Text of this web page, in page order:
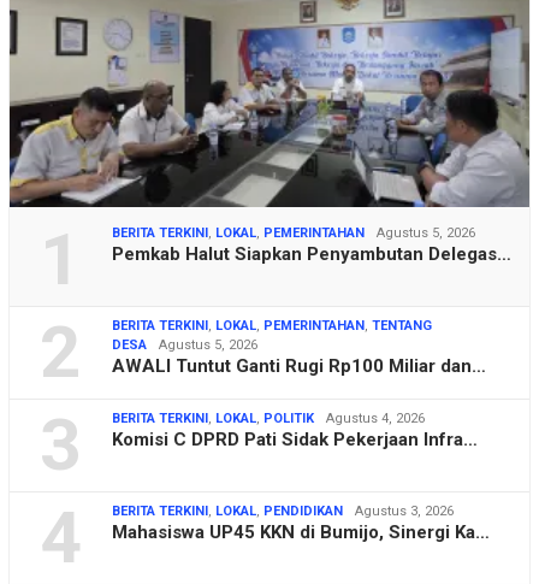
1 BERITA TERKINI , LOKAL, PEMERINTAHAN Agustus 5, 2026
Pemkab Halut Siapkan Penyambutan Delegas…
2 BERITA TERKINI , LOKAL, PEMERINTAHAN , TENTANG
DESA
Agustus 5, 2026
AWALI Tuntut Ganti Rugi Rp100 Miliar dan…
3 BERITA TERKINI , LOKAL, POLITIK Agustus 4, 2026
Komisi C DPRD Pati Sidak Pekerjaan Infra…
4 BERITA TERKINI , LOKAL, PENDIDIKAN Agustus 3, 2026
Mahasiswa UP45 KKN di Bumijo, Sinergi Ka…